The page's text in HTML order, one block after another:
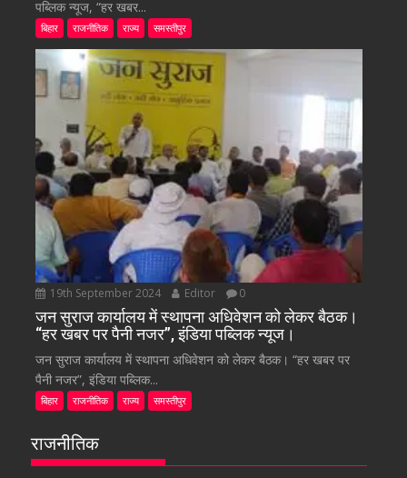
पब्लिक न्यूज, “हर खबर...
बिहार राजनीतिक राज्य समस्तीपुर
19th September 2024 Editor 0
जन सुराज कार्यालय में स्थापना अधिवेशन को लेकर बैठक।
“हर खबर पर पैनी नजर”, इंडिया पब्लिक न्यूज।
जन सुराज कार्यालय में स्थापना अधिवेशन को लेकर बैठक। “हर खबर पर
पैनी नजर”, इंडिया पब्लिक...
बिहार राजनीतिक राज्य समस्तीपुर
राजनीतिक